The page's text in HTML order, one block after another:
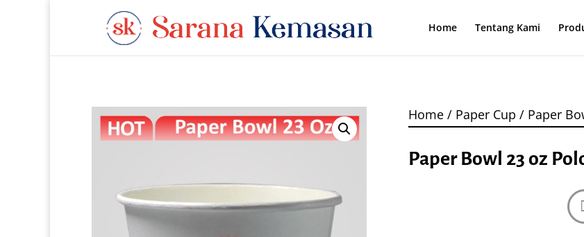
Home Tentang Kami
Home/ Paper Cup / Paper
Paper Bowl 23 oz